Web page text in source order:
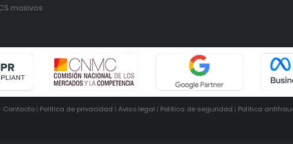
masivos
Contacto | Política de privacidad | Aviso legal | Política de seguridad | Política